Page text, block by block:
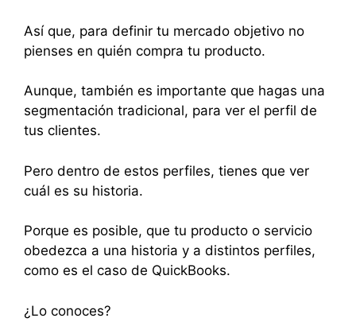
Así que, para definir tu mercado objetivo no
pienses en quién compra tu producto.
Aunque, también es importante que hagas una
segmentación tradicional, para ver el perfil de
tus clientes.
Pero dentro de estos perfiles, tienes que ver
cuál es su historia.
Porque es posible, que tu producto o servicio
obedezca a una historia y a distintos perfiles,
como es el caso de QuickBooks.
¿Lo conoces?